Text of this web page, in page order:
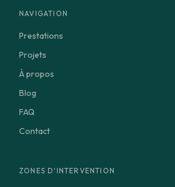
NAVIGATION
Prestations
Projets
À propos
Blog
FAQ
Contact
ZONES D'INTERVENTION